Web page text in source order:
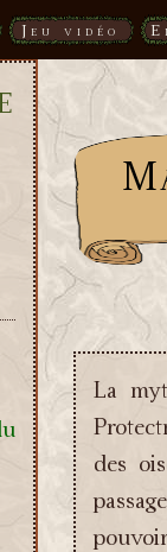
Jeu vidéo
La
des